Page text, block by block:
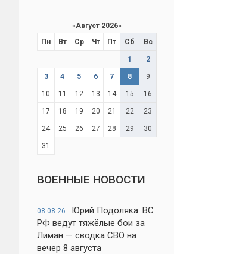
«Август 2026»
Пн
Вт Ср Чт Пт Сб Вс
1 2
3 4 5 6 7 8 9
10 11 12 13 14 15 16
17 18 19 20 21 22 23
24 25 26 27 28 29 30
31
ВОЕННЫЕ НОВОСТИ
08.08.26
Юрий Подоляка: ВС
РФ ведут тяжёлые бои за
Лиман — сводка СВО на
вечер 8 августа